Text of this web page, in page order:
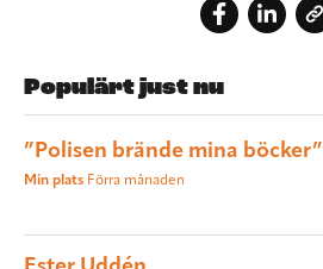
Populärt just nu
”Polisen brände mina böcker”
Min plats Förra månaden